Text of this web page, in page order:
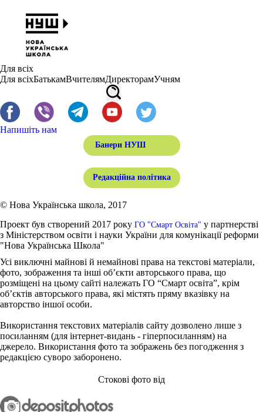
Для всіх
Для всіхБатькамВчителямДиректорамУчням
Напишіть нам
Банери НУШ
Редакційна політика
© Нова Українська школа, 2017
Проект був створений 2017 року ГО "Смарт Освіта" у партнерстві
з Міністерством освіти і науки України для комунікації реформи
"Нова Українська Школа"
Усі виключні майнові й немайнові права на текстові матеріали,
фото, зображення та інші об’єкти авторського права, що
розміщені на цьому сайті належать ГО “Смарт освіта”, крім
об’єктів авторського права, які містять пряму вказівку на
авторство іншої особи.
Використання текстових матеріалів сайту дозволено лише з
посиланням (для інтернет-видань - гіперпосиланням) на
джерело. Використання фото та зображень без погодження з
редакцією суворо заборонено.
Стокові фото від